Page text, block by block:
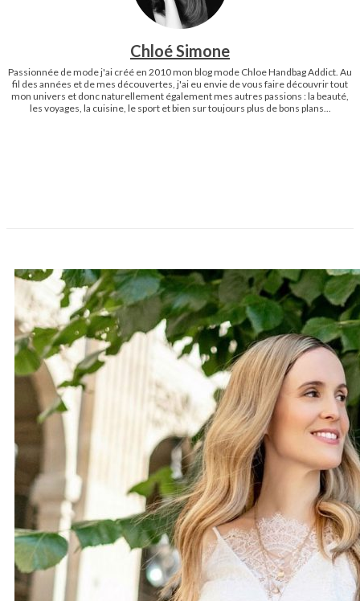
Chloé Simone
Passionnée de mode j'ai créé en 2010 mon blog mode Chloe Handbag Addict. Au
fil des années et de mes découvertes, j'ai eu envie de vous faire découvrir tout
mon univers et donc naturellement également mes autres passions : la beauté,
les voyages, la cuisine, le sport et bien sur toujours plus de bons plans...